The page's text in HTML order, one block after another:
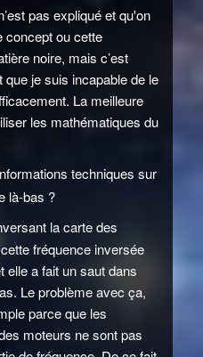
pas expliqué et qu'on
concept ou cette
noire, mais c’est
que je suis incapable de le
La meilleure
les mathématiques du
techniques sur
là-bas ?
la carte des
fréquence inversée
a fait un saut dans
Le problème avec ça,
parce que les
moteurs ne sont pas